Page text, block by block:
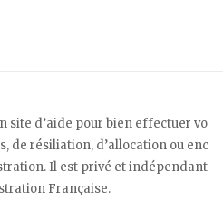
site d’aide pour bien effectuer vo
de résiliation, d’allocation ou enc
Il est privé et indépendant
Française.